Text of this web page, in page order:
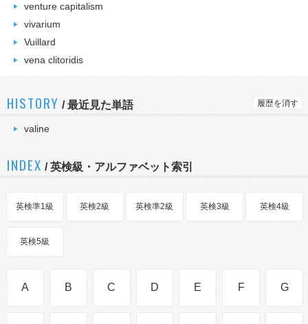
venture capitalism
vivarium
Vuillard
vena clitoridis
HISTORY /最近見た単語 履歴を消す
valine
INDEX / 英検級・アルファベット索引
英検準1級 英検2級 英検準2級 英検3級 英検4級
英検5級
A B C D E F G